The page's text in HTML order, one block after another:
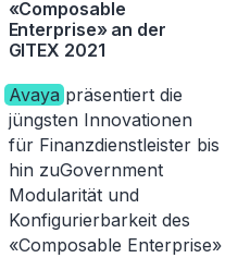
«Composable
Enterprise» an der
GITEX 2021
Avaya präsentiert die
jüngsten Innovationen
für Finanzdienstleister bis
hin zuGovernment
Modularität und
Konfigurierbarkeit des
«Composable Enterprise»